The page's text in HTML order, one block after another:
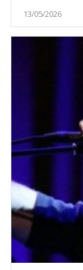
13/05/2026